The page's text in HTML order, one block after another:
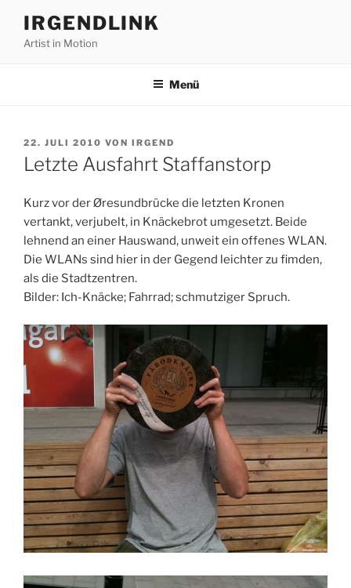
Inhalt
springen
IRGENDLINK
Artist in Motion
Menü
VERÖFFENTLICHT
AM
22. JULI 2010 VON IRGEND
Letzte Ausfahrt Staffanstorp
Kurz vor der Øresundbrücke die letzten Kronen
vertankt, verjubelt, in Knäckebrot umgesetzt. Beide
lehnend an einer Hauswand, unweit ein offenes WLAN.
Die WLANs sind hier in der Gegend leichter zu fimden,
als die Stadtzentren.
Bilder: Ich-Knäcke; Fahrrad; schmutziger Spruch.